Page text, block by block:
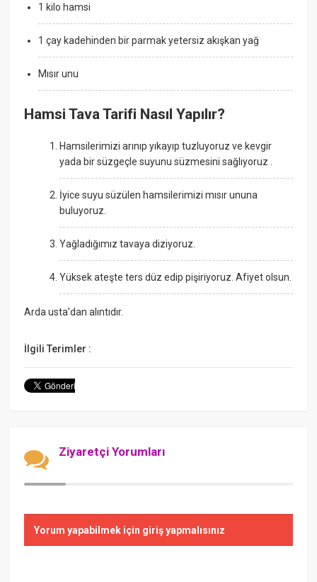
1 kilo hamsi
1 çay kadehinden bir parmak yetersiz akışkan yağ
Mısır unu
Hamsi Tava Tarifi Nasıl Yapılır?
Hamsilerimizi arınıp yıkayıp tuzluyoruz ve kevgir
yada bir süzgeçle suyunu süzmesini sağlıyoruz .
İyice suyu süzülen hamsilerimizi mısır ununa
buluyoruz.
Yağladığımız tavaya diziyoruz.
Yüksek ateşte ters düz edip pişiriyoruz. Afiyet olsun.
Arda usta’dan alıntıdır.
İlgili Terimler :
Ziyaretçi Yorumları
Yorum yapabilmek için giriş yapmalısınız